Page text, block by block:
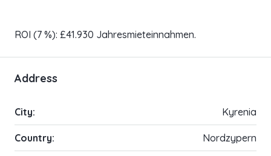
ROI (7 %): £41.930 Jahresmieteinnahmen.
Address
City: Kyrenia
Country: Nordzypern